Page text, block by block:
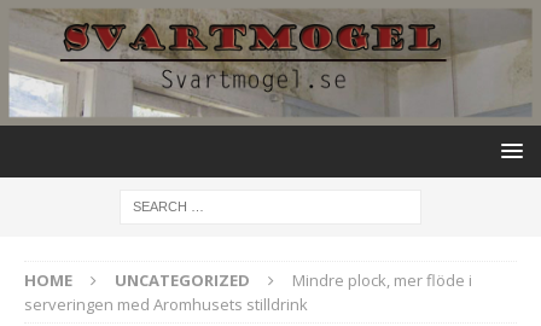
HOME UNCATEGORIZED
Mindre plock, mer flöde i
serveringen med Aromhusets stilldrink